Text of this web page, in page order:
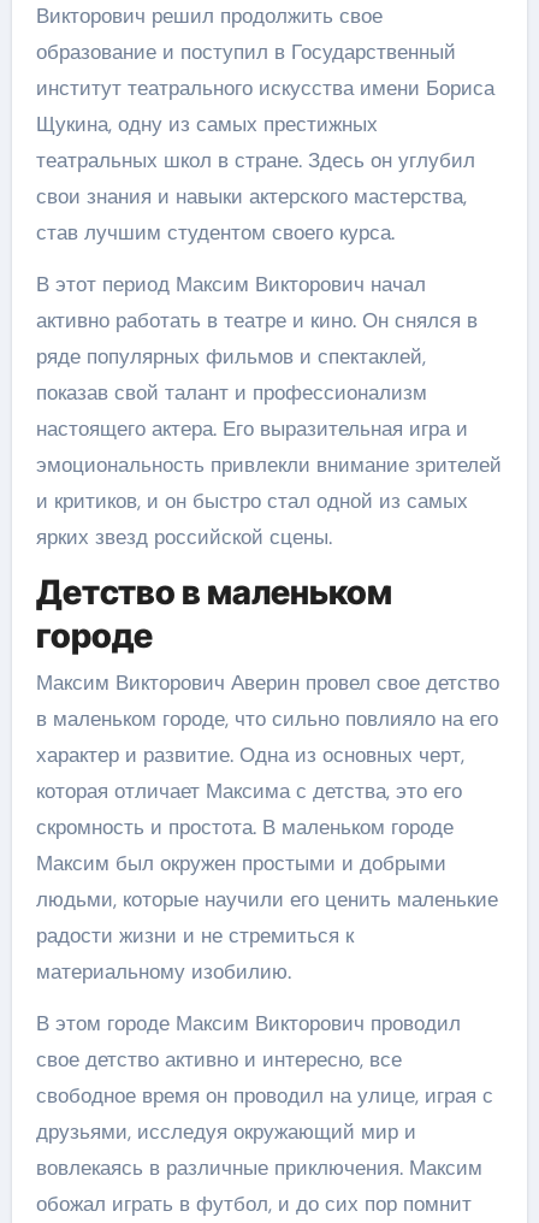
Викторович решил продолжить свое
образование и поступил в Государственный
институт театрального искусства имени Бориса
Щукина, одну из самых престижных
театральных школ в стране. Здесь он углубил
свои знания и навыки актерского мастерства,
став лучшим студентом своего курса.
В этот период Максим Викторович начал
активно работать в театре и кино. Он снялся в
ряде популярных фильмов и спектаклей,
показав свой талант и профессионализм
настоящего актера. Его выразительная игра и
эмоциональность привлекли внимание зрителей
и критиков, и он быстро стал одной из самых
ярких звезд российской сцены.
Детство в маленьком
городе
Максим Викторович Аверин провел свое детство
в маленьком городе, что сильно повлияло на его
характер и развитие. Одна из основных черт,
которая отличает Максима с детства, это его
скромность и простота. В маленьком городе
Максим был окружен простыми и добрыми
людьми, которые научили его ценить маленькие
радости жизни и не стремиться к
материальному изобилию.
В этом городе Максим Викторович проводил
свое детство активно и интересно, все
свободное время он проводил на улице, играя с
друзьями, исследуя окружающий мир и
вовлекаясь в различные приключения. Максим
обожал играть в футбол, и до сих пор помнит